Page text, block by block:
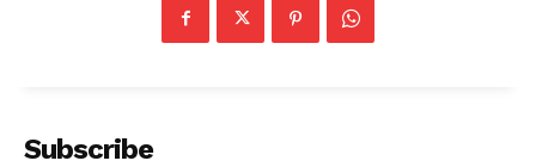
Subscribe